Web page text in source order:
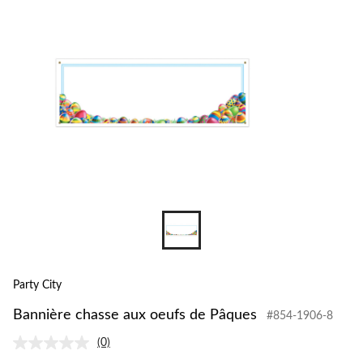
Party City
Bannière chasse aux oeufs de Pâques #854-1906-8
Aucune
(0)